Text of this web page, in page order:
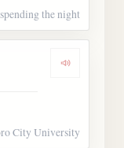
the night
City University